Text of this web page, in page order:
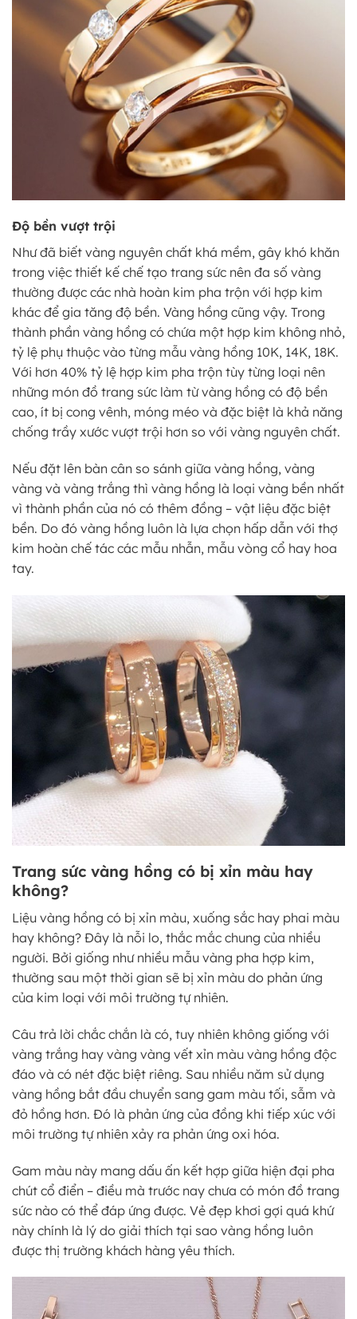
Độ bền vượt trội
Như đã biết vàng nguyên chất khá mềm, gây khó khăn
trong việc thiết kế chế tạo trang sức nên đa số vàng
thường được các nhà hoàn kim pha trộn với hợp kim
khác để gia tăng độ bền. Vàng hồng cũng vậy. Trong
thành phần vàng hồng có chứa một hợp kim không nhỏ,
tỷ lệ phụ thuộc vào từng mẫu vàng hồng 10K, 14K, 18K.
Với hơn 40% tỷ lệ hợp kim pha trộn tùy từng loại nên
những món đồ trang sức làm từ vàng hồng có độ bền
cao, ít bị cong vênh, móng méo và đặc biệt là khả năng
chống trầy xước vượt trội hơn so với vàng nguyên chất.
Nếu đặt lên bàn cân so sánh giữa vàng hồng, vàng
vàng và vàng trắng thì vàng hồng là loại vàng bền nhất
vì thành phần của nó có thêm đồng – vật liệu đặc biệt
bền. Do đó vàng hồng luôn là lựa chọn hấp dẫn với thợ
kim hoàn chế tác các mẫu nhẫn, mẫu vòng cổ hay hoa
tay.
Trang sức vàng hồng có bị xỉn màu hay
không?
Liệu vàng hồng có bị xỉn màu, xuống sắc hay phai màu
hay không? Đây là nỗi lo, thắc mắc chung của nhiều
người. Bởi giống như nhiều mẫu vàng pha hợp kim,
thường sau một thời gian sẽ bị xỉn màu do phản ứng
của kim loại với môi trường tự nhiên.
Câu trả lời chắc chắn là có, tuy nhiên không giống với
vàng trắng hay vàng vàng vết xỉn màu vàng hồng độc
đáo và có nét đặc biệt riêng. Sau nhiều năm sử dụng
vàng hồng bắt đầu chuyển sang gam màu tối, sẫm và
đỏ hồng hơn. Đó là phản ứng của đồng khi tiếp xúc với
môi trường tự nhiên xảy ra phản ứng oxi hóa.
Gam màu này mang dấu ấn kết hợp giữa hiện đại pha
chút cổ điển – điều mà trước nay chưa có món đồ trang
sức nào có thể đáp ứng được. Vẻ đẹp khơi gợi quá khứ
này chính là lý do giải thích tại sao vàng hồng luôn
được thị trường khách hàng yêu thích.